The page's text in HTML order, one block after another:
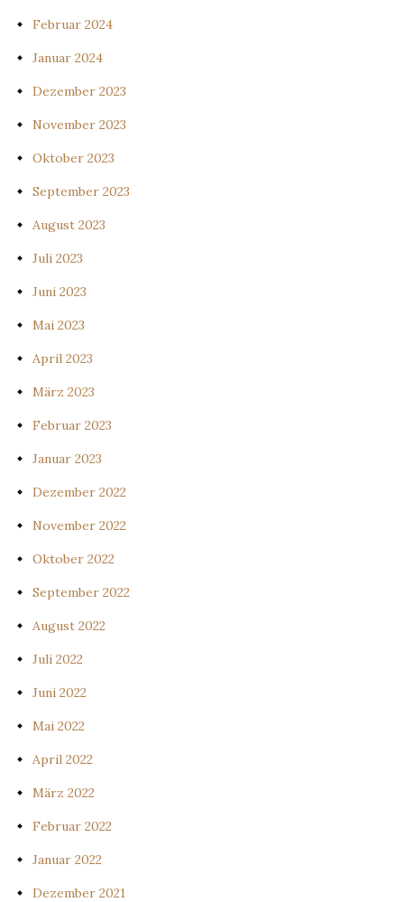
Februar 2024
Januar 2024
Dezember 2023
November 2023
Oktober 2023
September 2023
August 2023
Juli 2023
Juni 2023
Mai 2023
April 2023
März 2023
Februar 2023
Januar 2023
Dezember 2022
November 2022
Oktober 2022
September 2022
August 2022
Juli 2022
Juni 2022
Mai 2022
April 2022
März 2022
Februar 2022
Januar 2022
Dezember 2021